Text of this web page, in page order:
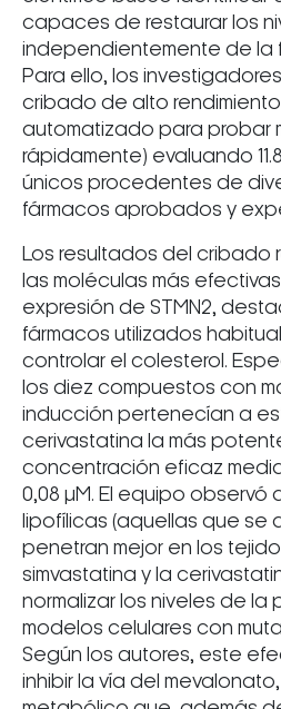
capaces de restaurar los
independientemente de la
Para ello, los
cribado de alto
automatizado para probar
rápidamente) evaluando
únicos procedentes de
fármacos aprobados y
Los resultados del cribado
las moléculas más
expresión de STMN2,
fármacos utilizados
controlar el colesterol.
los diez compuestos con
inducción pertenecían a
cerivastatina la más
concentración eficaz
0,08 µM. El equipo observó
lipofílicas (aquellas que se
penetran mejor en los
simvastatina y la
normalizar los niveles de la
modelos celulares con
Según los autores, este
inhibir la vía del